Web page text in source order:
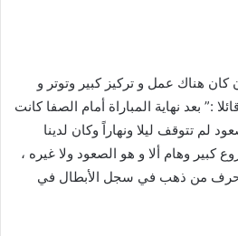
كان هناك عمل و تركيز كبير وتوتر و
:” بعد نهاية المباراة أمام الصفا كانت
لم تتوقف ليلا ونهاراً وكان لدينا
كبير وهام ألا و هو الصعود ولا غيره ،
من ذهب في سجل الأبطال في